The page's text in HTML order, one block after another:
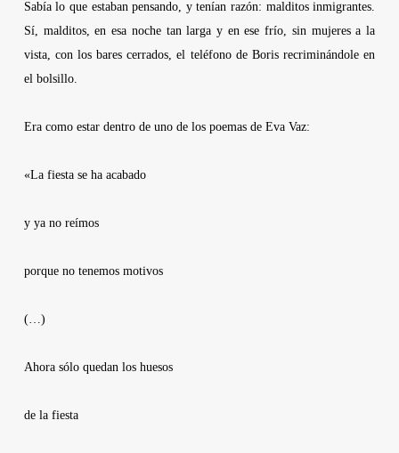
Sabía lo que estaban pensando, y tenían razón: malditos inmigrantes.
Sí, malditos, en esa noche tan larga y en ese frío, sin mujeres a la
vista, con los bares cerrados, el teléfono de Boris recriminándole en
el bolsillo.
Era como estar dentro de uno de los poemas de Eva Vaz:
«La fiesta se ha acabado
y ya no reímos
porque no tenemos motivos
(…)
Ahora sólo quedan los huesos
de la fiesta